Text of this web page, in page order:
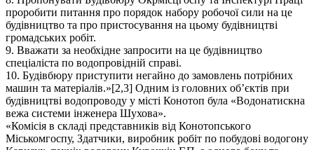
проробити питання про порядок набору робочої сили на це
будівництво та про пристосування на цьому будівництві
громадських робіт.
9. Вважати за необхідне запросити на це будівництво
спеціаліста по водопровідній справі.
10. Будівбюру приступити негайно до замовлень потрібних
машин та матеріалів.»[2,3] Одним із головних об’єктів при
будівництві водопроводу у місті Конотоп була «Водонатискна
вежа системи інженера Шухова».
«Комісія в складі представників від Конотопського
Міськомгоспу, Здатчики, виробник робіт по побудові водогону